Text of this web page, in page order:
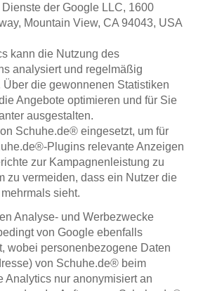
der Google LLC, 1600
Mountain View, CA 94043, USA
kann die Nutzung des
analysiert und regelmäßig
Über die gewonnenen Statistiken
Angebote optimieren und für Sie
ausgestalten.
Schuhe.de® eingesetzt, um für
Plugins relevante Anzeigen
zur Kampagnenleistung zu
zu vermeiden, dass ein Nutzer die
sieht.
Analyse- und Werbezwecke
von Google ebenfalls
wobei personenbezogene Daten
von Schuhe.de® beim
Analytics nur anonymisiert an